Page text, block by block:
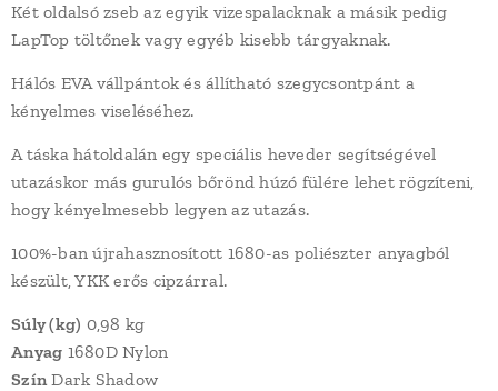
Két oldalsó zseb az egyik vizespalacknak a másik pedig
LapTop töltőnek vagy egyéb kisebb tárgyaknak.
Hálós EVA vállpántok és állítható szegycsontpánt a
kényelmes viseléséhez.
A táska hátoldalán egy speciális heveder segítségével
utazáskor más gurulós bőrönd húzó fülére lehet rögzíteni,
hogy kényelmesebb legyen az utazás.
100%-ban újrahasznosított 1680-as poliészter anyagból
készült, YKK erős cipzárral.
Súly (kg) 0,98 kg
Anyag 1680D Nylon
SzínDark Shadow